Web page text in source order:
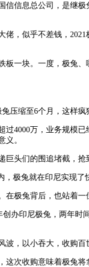
信息总公司，是继极
似乎不差钱，2021
块。一度，极兔、
缩至6个月，这样疯
万，业务规模已
义。
们的围追堵截，抢
兔就在印尼实现了
极兔背后，也站着一
印尼极兔，两年时
，以小吞大，收购百
次收购意味着极兔将